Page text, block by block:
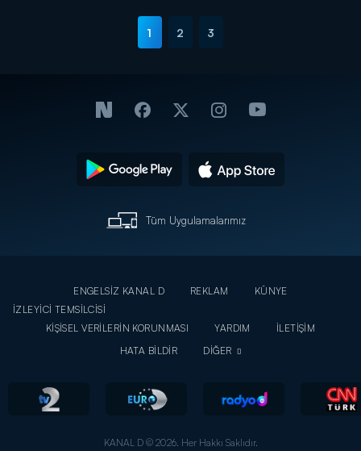
1 2 3
Tüm Uygulamalarımız
ENGELSİZ KANAL D REKLAM
KÜNYE
İZLEYİCİ TEMSİLCİSİ
KİŞİSEL VERİLERİN KORUNMASI
YARDIM
İLETİŞİM
HATA BİLDİR
DİĞER
KANAL D © 2026. Her Hakkı Saklıdır.